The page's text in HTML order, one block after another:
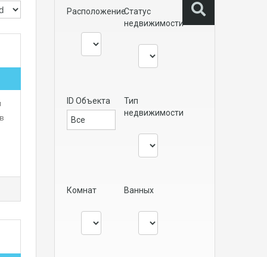
РасположениеСтатус
недвижимости
ID Объекта
Тип
недвижимости
Комнат Ванных